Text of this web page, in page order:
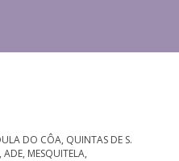
DO CÔA, QUINTAS DE S.
ADE, MESQUITELA,